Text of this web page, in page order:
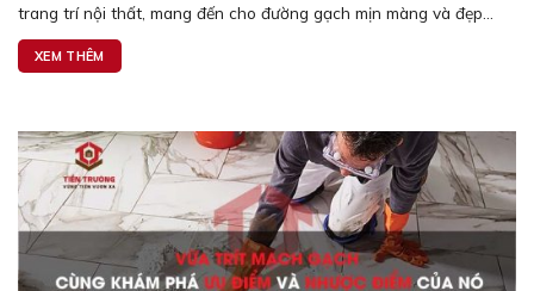
trang trí nội thất, mang đến cho đường gạch mịn màng và đẹp...
XEM THÊM